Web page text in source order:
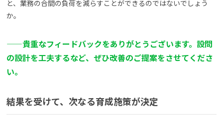
と、業務の合間の負荷を減らすことができるのではないでしょう
か。
——貴重なフィードバックをありがとうございます。設問
の設計を工夫するなど、ぜひ改善のご提案をさせてくださ
い。
結果を受けて、次なる育成施策が決定